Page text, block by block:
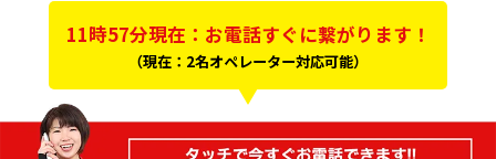
11時57分現在：お電話すぐに繋がります！
（現在：2名オペレーター対応可能）